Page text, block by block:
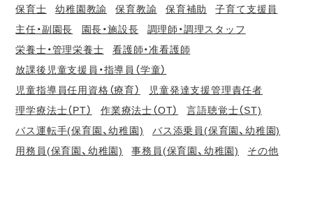
保育士 幼稚園教諭 保育教諭 保育補助
子育て支援員
主任・副園長
園長・施設長
調理師・調理スタッフ
栄養士・管理栄養士
看護師・准看護師
放課後児童支援員・指導員（学童）
児童指導員任用資格（療育）
児童発達支援管理責任者
理学療法士（PT）
作業療法士（OT）
言語聴覚士（ST)
バス運転手(保育園、幼稚園)
バス添乗員(保育園、幼稚園)
用務員(保育園、幼稚園)
事務員(保育園、幼稚園) その他